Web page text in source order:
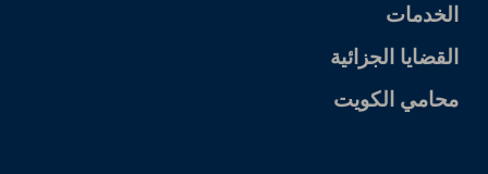
الخدمات
القضايا الجزائية
محامي الكويت